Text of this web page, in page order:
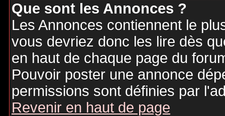
Que sont les Annonces ?
Les Annonces contiennent le
vous devriez donc les lire dès
en haut de chaque page du
Pouvoir poster une annonce
permissions sont définies par
Revenir en haut de page